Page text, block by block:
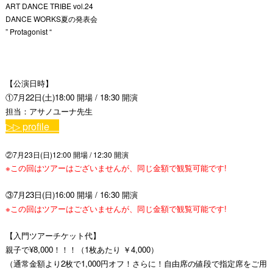
ART DANCE TRIBE vol.24
DANCE WORKS夏の発表会
” Protagonist “
【公演日時】
①7月22日(土)18:00 開場 / 18:30 開演
担当：アサノユーナ先生
▷▷ profile
②7月23日(日)12:00 開場 / 12:30 開演
※この回はツアーはございませんが、同じ金額で観覧可能です!
③7月23日(日)16:00 開場 / 16:30 開演
※この回はツアーはございませんが、同じ金額で観覧可能です!
【入門ツアーチケット代】
親子で¥8,000！！！（1枚あたり ￥4,000）
（通常金額より2枚で1,000円オフ！さらに！自由席の値段で指定席をご用